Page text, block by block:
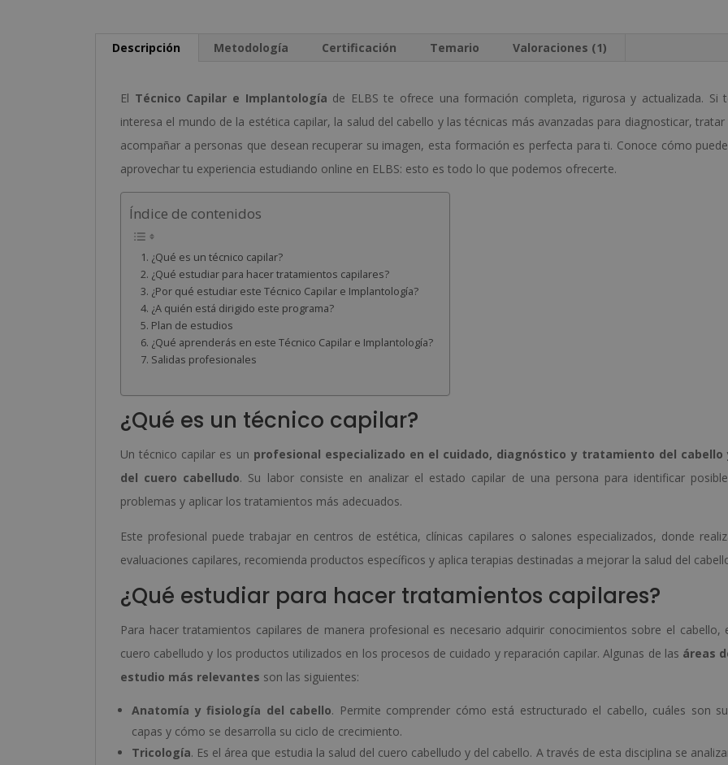
Descripción Metodología Certificación Temario Valoraciones (1)
El Técnico Capilar e Implantología de ELBS te ofrece una formación completa, rigurosa y actualizada. Si
interesa el mundo de la estética capilar, la salud del cabello y las técnicas más avanzadas para diagnosticar, tratar
acompañar a personas que desean recuperar su imagen, esta formación es perfecta para ti. Conoce cómo
aprovechar tu experiencia estudiando online en ELBS: esto es todo lo que podemos ofrecerte.
Índice de contenidos
¿Qué es un técnico capilar?
¿Qué estudiar para hacer tratamientos capilares?
¿Por qué estudiar este Técnico Capilar e Implantología?
¿A quién está dirigido este programa?
Plan de estudios
¿Qué aprenderás en este Técnico Capilar e Implantología?
Salidas profesionales
¿Qué es un técnico capilar?
Un técnico capilar es un profesional especializado en el cuidado, diagnóstico y tratamiento del cabello
del cuero cabelludo. Su labor consiste en analizar el estado capilar de una persona para identificar
problemas y aplicar los tratamientos más adecuados.
Este profesional puede trabajar en centros de estética, clínicas capilares o salones especializados, donde
evaluaciones capilares, recomienda productos específicos y aplica terapias destinadas a mejorar la salud del
¿Qué estudiar para hacer tratamientos capilares?
Para hacer tratamientos capilares de manera profesional es necesario adquirir conocimientos sobre el cabello,
cuero cabelludo y los productos utilizados en los procesos de cuidado y reparación capilar. Algunas de las áreas
estudio más relevantes son las siguientes:
Anatomía y fisiología del cabello. Permite comprender cómo está estructurado el cabello, cuáles son
capas y cómo se desarrolla su ciclo de crecimiento.
Tricología. Es el área que estudia la salud del cuero cabelludo y del cabello. A través de esta disciplina se